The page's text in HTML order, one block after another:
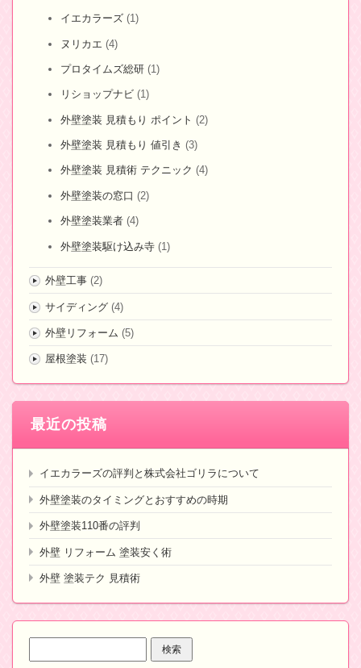
イエカラーズ (1)
ヌリカエ (4)
プロタイムズ総研 (1)
リショップナビ (1)
外壁塗装 見積もり ポイント (2)
外壁塗装 見積もり 値引き (3)
外壁塗装 見積術 テクニック (4)
外壁塗装の窓口 (2)
外壁塗装業者 (4)
外壁塗装駆け込み寺 (1)
外壁工事(2)
サイディング(4)
外壁リフォーム (5)
屋根塗装 (17)
最近の投稿
イエカラーズの評判と株式会社ゴリラについて
外壁塗装のタイミングとおすすめの時期
外壁塗装110番の評判
外壁 リフォーム 塗装安く術
外壁 塗装テク 見積術
索: